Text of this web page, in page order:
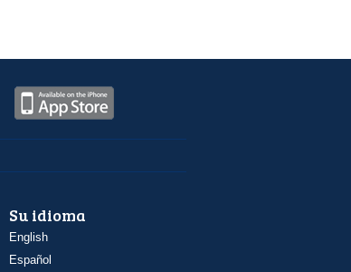
Su idioma
English
Español